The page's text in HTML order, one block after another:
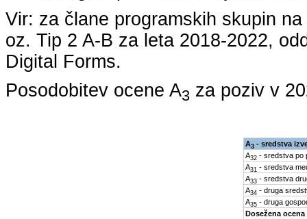
Vir: za člane programskih skupin
oz. Tip 2 A-B za leta 2018-2022,
Digital Forms.
Posodobitev ocene A3 za poziv v
A3- sredstva
A32- sredstva po
A31 - sredstva
A33- sredstva
A34 - druga
A35- druga
Dosežena ocena